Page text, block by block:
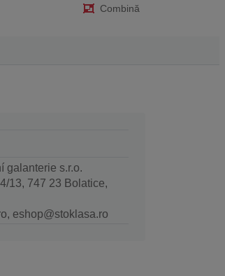
Combină
galanterie s.r.o.
13, 747 23 Bolatice,
eshop@stoklasa.ro